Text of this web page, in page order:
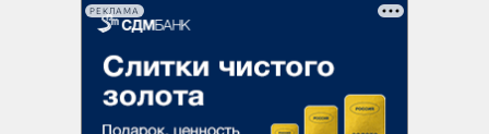
РЕКЛАМА